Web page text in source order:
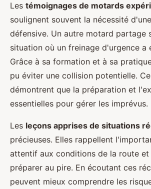
Les témoignages de motards
soulignent souvent la nécessité
défensive. Un autre motard partage
situation où un freinage d'urgence a
Grâce à sa formation et à sa
pu éviter une collision potentielle.
démontrent que la préparation et
essentielles pour gérer les imprévus.
Les leçons apprises de situations
précieuses. Elles rappellent
attentif aux conditions de la route
préparer au pire. En écoutant ces
peuvent mieux comprendre les